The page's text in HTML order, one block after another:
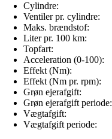
Cylindre:
Ventiler pr. cylindre:
Maks. brændstof:
Liter pr. 100 km:
Topfart:
Acceleration (0-100):
Effekt (Nm):
Effekt (Nm pr. rpm):
Grøn ejerafgift:
Grøn ejerafgift periode:
Vægtafgift:
Vægtafgift periode: